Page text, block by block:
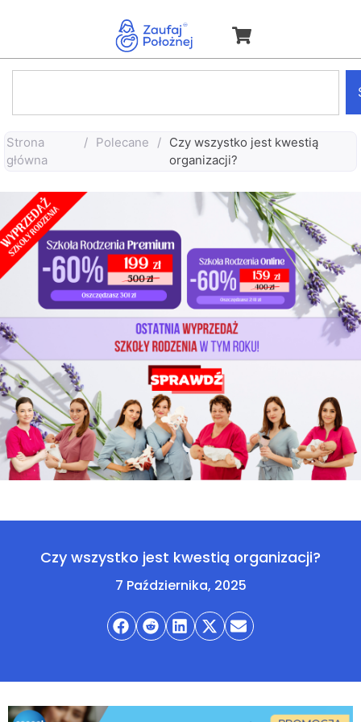
Strona
główna
/ Polecane / Czy wszystko jest kwestią
organizacji?
Czy wszystko jest kwestią organizacji?
7 Października, 2025